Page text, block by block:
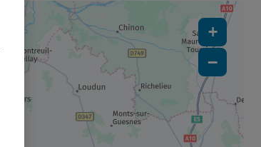
+
−